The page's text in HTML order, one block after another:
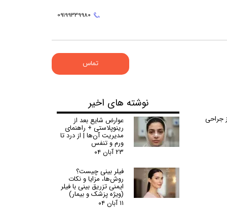
تماس
09199339980
جراحی
نوشته های اخیر
عوارض شایع بعد از
رینوپلاستی + راهنمای
مدیریت آن‌ها | از درد تا
ورم و تنفس
۲۳ آبان ۰۴
فیلر بینی چیست؟
روش‌ها، مزایا و نکات
ایمنی تزریق بینی با فیلر
(ویژه پزشک و بیمار)
۱۱ آبان ۰۴